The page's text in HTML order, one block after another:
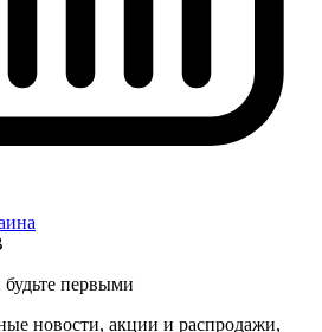
первыми
новости, акции и распродажи,